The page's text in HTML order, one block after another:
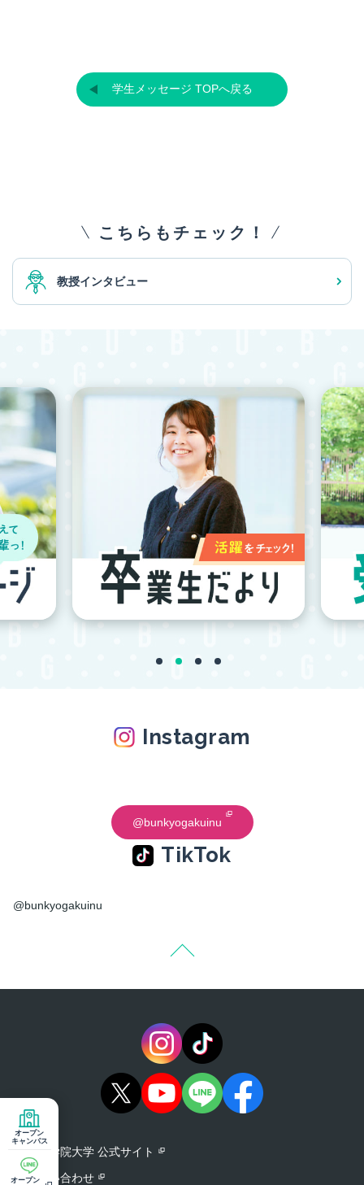
学生メッセージ TOPへ戻る
こちらもチェック！
教授インタビュー
Instagram
@bunkyogakuinu
TikTok
@bunkyogakuinu
文京学院大学 公式サイト
お問い合わせ
オープン
キャンパス
オープン